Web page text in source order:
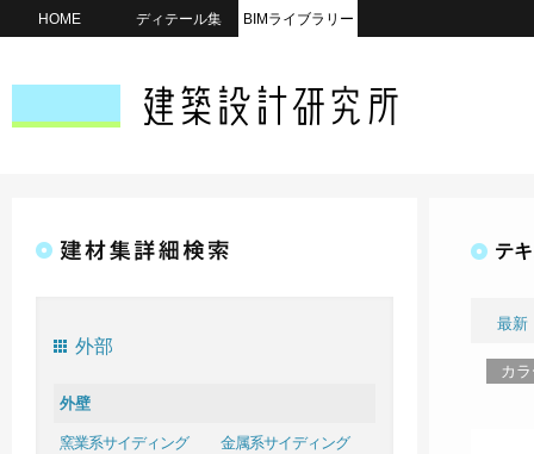
HOME ディテール集 BIMライブラリー
外部
外壁
窯業系サイディング
金属系サイディング
テ
最新
カ